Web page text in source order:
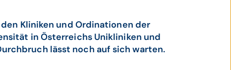
Kliniken und Ordinationen der
in Österreichs Unikliniken und
lässt noch auf sich warten.